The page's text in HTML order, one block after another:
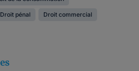
Droit pénal Droit commercial